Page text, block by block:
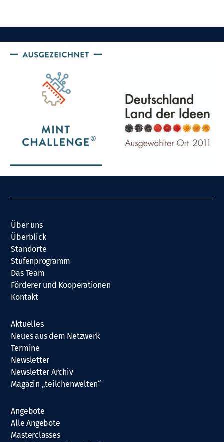
Über uns
Überblick
Standorte
Stufenprogramm
Das Team
Förderer und Kooperationen
Kontakt
Aktuelles
Neues aus dem Netzwerk
Termine
Newsletter
Newsletter Archiv
Magazin „teilchenwelten“
Angebote
Alle Angebote
Masterclasses